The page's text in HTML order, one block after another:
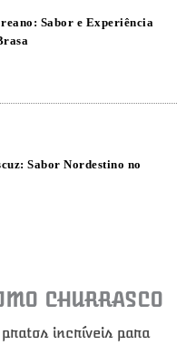
Sabor e Experiência
Sabor Nordestino no
CHURRASCO
pratos incríveis para